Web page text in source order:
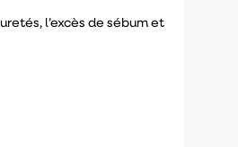
l’excès de sébum et